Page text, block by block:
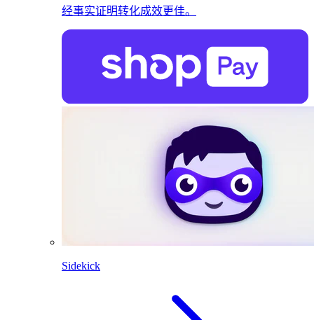
经事实证明转化成效更佳。
Sidekick